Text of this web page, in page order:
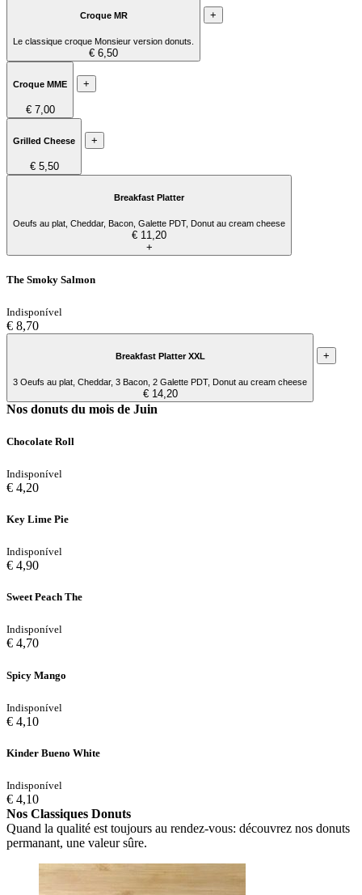
Croque MR
Le classique croque Monsieur version donuts.
€ 6,50
+
Croque MME
€ 7,00
+
Grilled Cheese
€ 5,50
+
Breakfast Platter
Oeufs au plat, Cheddar, Bacon, Galette PDT, Donut au cream cheese
€ 11,20
+
The Smoky Salmon
Indisponível
€ 8,70
Breakfast Platter XXL
3 Oeufs au plat, Cheddar, 3 Bacon, 2 Galette PDT, Donut au cream cheese
€ 14,20
+
Nos donuts du mois de Juin
Chocolate Roll
Indisponível
€ 4,20
Key Lime Pie
Indisponível
€ 4,90
Sweet Peach The
Indisponível
€ 4,70
Spicy Mango
Indisponível
€ 4,10
Kinder Bueno White
Indisponível
€ 4,10
Nos Classiques Donuts
Quand la qualité est toujours au rendez-vous: découvrez nos donuts
permanant, une valeur sûre.